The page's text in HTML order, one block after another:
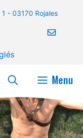
- 03170 Rojales
Menu